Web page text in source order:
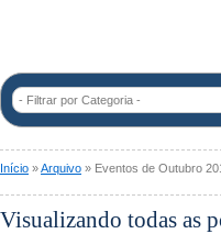
- Filtrar por Categoria -
Início »Arquivo » Eventos de Outubro
Visualizando todas as